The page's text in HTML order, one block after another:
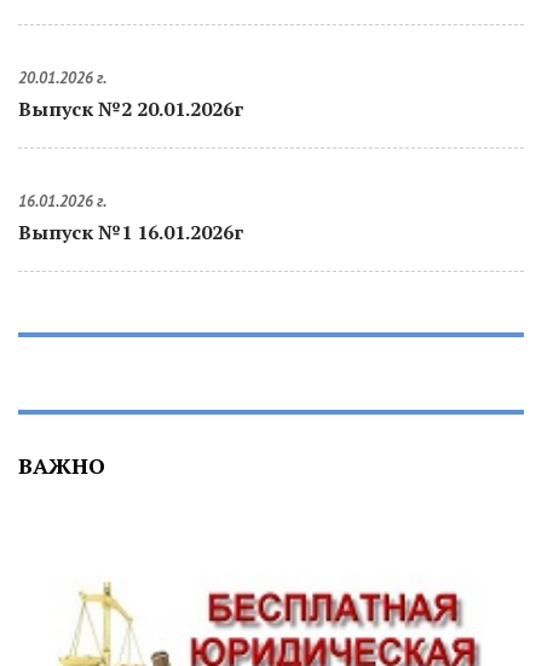
20.01.2026 г.
Выпуск №2 20.01.2026г
16.01.2026 г.
Выпуск №1 16.01.2026г
ВАЖНО